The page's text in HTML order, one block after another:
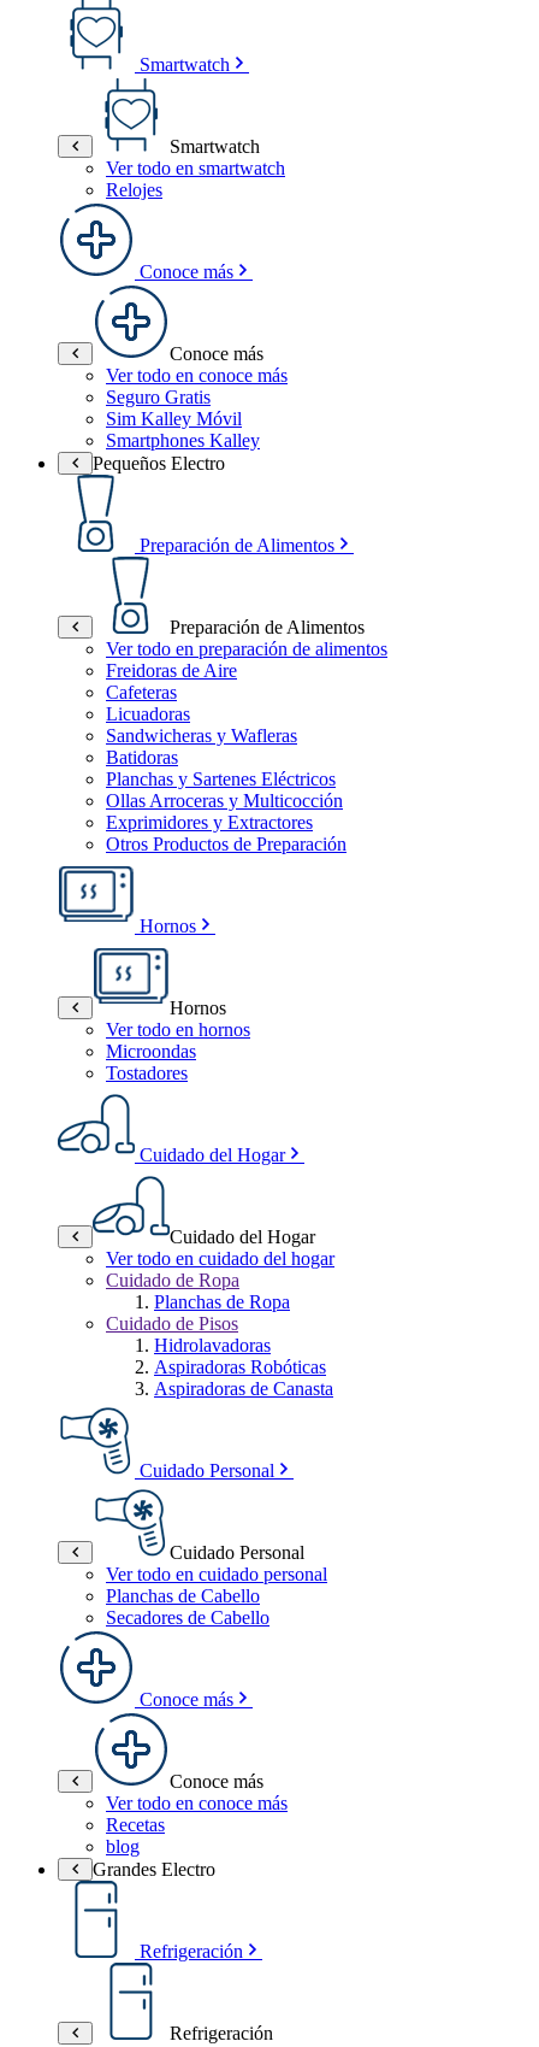
Smartwatch
Smartwatch
Ver todo en smartwatch
Relojes
Conoce más
Conoce más
Ver todo en conoce más
Seguro Gratis
Sim Kalley Móvil
Smartphones Kalley
Pequeños Electro
Preparación de Alimentos
Preparación de Alimentos
Ver todo en preparación de alimentos
Freidoras de Aire
Cafeteras
Licuadoras
Sandwicheras y Wafleras
Batidoras
Planchas y Sartenes Eléctricos
Ollas Arroceras y Multicocción
Exprimidores y Extractores
Otros Productos de Preparación
Hornos
Hornos
Ver todo en hornos
Microondas
Tostadores
Cuidado del Hogar
Cuidado del Hogar
Ver todo en cuidado del hogar
Cuidado de Ropa
Planchas de Ropa
Cuidado de Pisos
Hidrolavadoras
Aspiradoras Robóticas
Aspiradoras de Canasta
Cuidado Personal
Cuidado Personal
Ver todo en cuidado personal
Planchas de Cabello
Secadores de Cabello
Conoce más
Conoce más
Ver todo en conoce más
Recetas
blog
Grandes Electro
Refrigeración
Refrigeración